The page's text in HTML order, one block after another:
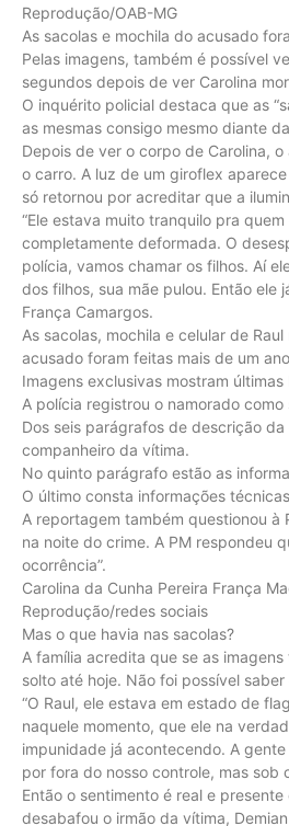
Reprodução/OAB-MG
As sacolas e mochila do acusado
Pelas imagens, também é possível
segundos depois de ver Carolina
O inquérito policial destaca que as
as mesmas consigo mesmo diante
Depois de ver o corpo de Carolina,
o carro. A luz de um giroflex
só retornou por acreditar que a
“Ele estava muito tranquilo pra
completamente deformada. O
polícia, vamos chamar os filhos. Aí
dos filhos, sua mãe pulou. Então ele
França Camargos.
As sacolas, mochila e celular de
acusado foram feitas mais de um
Imagens exclusivas mostram
A polícia registrou o namorado como
Dos seis parágrafos de descrição
companheiro da vítima.
No quinto parágrafo estão as
O último consta informações
A reportagem também questionou à
na noite do crime. A PM respondeu
ocorrência”.
Carolina da Cunha Pereira França
Reprodução/redes sociais
Mas o que havia nas sacolas?
A família acredita que se as
solto até hoje. Não foi possível
“O Raul, ele estava em estado de
naquele momento, que ele na
impunidade já acontecendo. A
por fora do nosso controle, mas
Então o sentimento é real e
desabafou o irmão da vítima,